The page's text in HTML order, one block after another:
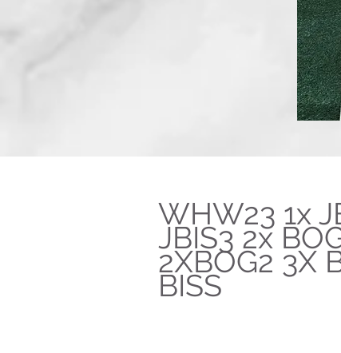
WHW23 1x
JBIS3 2x
2XBOG2 3X
BISS